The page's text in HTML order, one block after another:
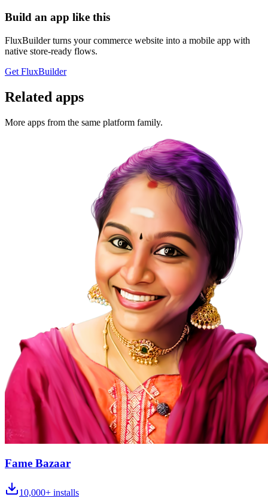
Build an app like this
FluxBuilder turns your commerce website into a mobile app with
native store-ready flows.
Get FluxBuilder
Related apps
More apps from the same platform family.
Fame Bazaar
10,000+ installs